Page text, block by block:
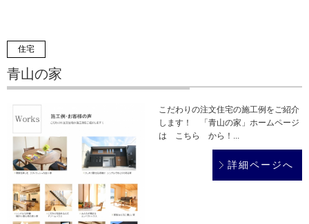
住宅
青山の家
こだわりの注文住宅の施工例をご紹介
します！ 「青山の家」ホームページ
は こちら から！...
詳細ページへ